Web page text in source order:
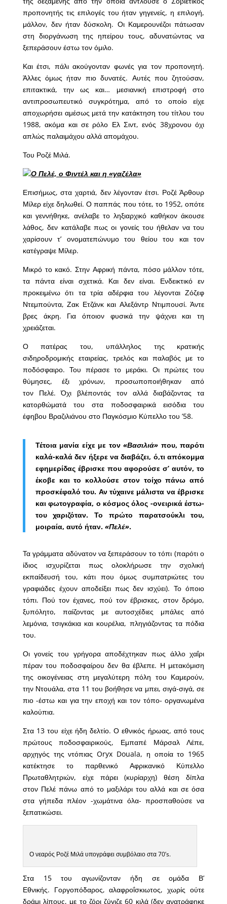
προπονητής τις επιλογές του ήταν γηγενείς, η επιλογή,
μάλλον, δεν ήταν δύσκολη. Οι Καμερουνέζοι πάτωσαν
στη διοργάνωση της ηπείρου τους, αδυνατώντας να
ξεπεράσουν έστω τον όμιλο.
Και έτσι, πάλι ακούγονταν φωνές για τον προπονητή.
Άλλες όμως ήταν πιο δυνατές. Αυτές που ζητούσαν,
επιτακτικά, την ως και… μεσιανική επιστροφή στο
αντιπροσωπευτικό συγκρότημα, από το οποίο είχε
αποχωρήσει αμέσως μετά την κατάκτηση του τίτλου του
1988, ακόμα και σε ρόλο Ελ Σιντ, ενός 38χρονου όχι
απλώς παλαιμάχου αλλά απομάχου.
Του Ροζέ Μιλά.
Ο Πελέ, ο Φιντέλ και η «γαζέλα»
Επισήμως, στα χαρτιά, δεν λέγονταν έτσι. Ροζέ Άρθουρ
Μίλερ είχε δηλωθεί. Ο παππάς που τότε, το 1952, οπότε
και γεννήθηκε, ανέλαβε το ληξιαρχικό καθήκον άκουσε
λάθος, δεν κατάλαβε πως οι γονείς του ήθελαν να του
χαρίσουν τ’ ονοματεπώνυμο του θείου του και τον
κατέγραψε Μίλερ.
Μικρό το κακό. Στην Αφρική πάντα, πόσο μάλλον τότε,
τα πάντα είναι σχετικά. Και δεν είναι. Ενδεικτικό εν
προκειμένω ότι τα τρία αδέρφια του λέγονται Ζόζεφ
Ντεμπούντα, Ζακ Ετζάνκ και Αλεξάντρ Ντιμπουσί. Άντε
βρες άκρη. Για όποιον φυσικά την ψάχνει και τη
χρειάζεται.
Ο πατέρας του, υπάλληλος της κρατικής
σιδηροδρομικής εταιρείας, τρελός και παλαβός με το
ποδόσφαιρο. Του πέρασε το μεράκι. Οι πρώτες του
θύμησες, έξι χρόνων, προσωποποιήθηκαν από
τον Πελέ. Όχι βλέποντάς τον αλλά διαβάζοντας τα
κατορθώματά του στα ποδοσφαιρικά εισόδια του
έφηβου Βραζιλιάνου στο Παγκόσμιο Κύπελλο του ’58.
Τέτοια μανία είχε με τον«Βασιλιά» που, παρότι
καλά-καλά δεν ήξερε να διαβάζει, ό,τι απόκομμα
εφημερίδας έβρισκε που αφορούσε σ’ αυτόν, το
έκοβε και το κολλούσε στον τοίχο πάνω από
προσκέφαλό του. Αν τύχαινε μάλιστα να έβρισκε
και φωτογραφία, ο κόσμος όλος -ονειρικά έστω-
του χαριζόταν. Το πρώτο παρατσούκλι του,
μοιραία, αυτό ήταν. «Πελέ».
Τα γράμματα αδύνατον να ξεπεράσουν το τόπι (παρότι ο
ίδιος ισχυρίζεται πως ολοκλήρωσε την σχολική
εκπαίδευσή του, κάτι που όμως συμπατριώτες του
γραφιάδες έχουν αποδείξει πως δεν ισχύει). Το όποιο
τόπι. Πού τον έχανες, πού τον έβρισκες, στον δρόμο,
ξυπόλητο, παίζοντας με αυτοσχέδιες μπάλες από
λεμόνια, τσιγκάκια και κουρέλια, πληγιάζοντας τα πόδια
του.
Οι γονείς του γρήγορα αποδέχτηκαν πως άλλο χαΐρι
πέραν του ποδοσφαίρου δεν θα έβλεπε. Η μετακόμιση
της οικογένειας στη μεγαλύτερη πόλη του Καμερούν,
την Ντουάλα, στα 11 του βοήθησε να μπει, σιγά-σιγά, σε
πιο -έστω και για την εποχή και τον τόπο- οργανωμένα
καλούπια.
Στα 13 του είχε ήδη δελτίο. Ο εθνικός ήρωας, από τους
πρώτους ποδοσφαιρικούς, Εμπαπέ Μάρσαλ Λέπε,
αρχηγός της ντόπιας Oryx Douala, η οποία το 1965
κατέκτησε το παρθενικό Αφρικανικό Κύπελλο
Πρωταθλητριών, είχε πάρει (κυρίαρχη) θέση δίπλα
στον Πελέ πάνω από το μαξιλάρι του αλλά και σε όσα
στα γήπεδα πλέον -χωμάτινα όλα- προσπαθούσε να
ξεπατικώσει.
Ο νεαρός Ροζέ Μιλά υπογράφει συμβόλαιο στα 70’s.
Στα 15 του αγωνίζονταν ήδη σε ομάδα Β’
Εθνικής. Γοργοπόδαρος, αλαφροΐσκιωτος, χωρίς ούτε
δράμι λίπους, με το ζόρι ζύγιζε 60 κιλά (δεν ανατράφηκε